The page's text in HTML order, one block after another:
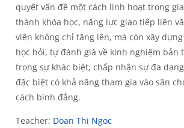
quyết vấn đề một cách linh hoạt trong
thành khóa học, năng lực giao tiếp liên
viên không chỉ tăng lên, mà còn xây
học hỏi, tự đánh giá về kinh nghiệm bản
trọng sự khác biệt, chấp nhận sự đa
đặc biệt có khả năng tham gia vào sân
cách bình đẳng.
Teacher: Doan Thi Ngoc